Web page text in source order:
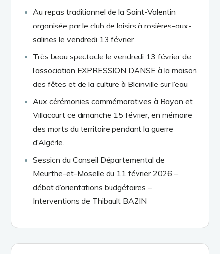
Au repas traditionnel de la Saint-Valentin
organisée par le club de loisirs à rosières-aux-
salines le vendredi 13 février
Très beau spectacle le vendredi 13 février de
l’association EXPRESSION DANSE à la maison
des fêtes et de la culture à Blainville sur l’eau
Aux cérémonies commémoratives à Bayon et
Villacourt ce dimanche 15 février, en mémoire
des morts du territoire pendant la guerre
d’Algérie.
Session du Conseil Départemental de
Meurthe-et-Moselle du 11 février 2026 –
débat d’orientations budgétaires –
Interventions de Thibault BAZIN